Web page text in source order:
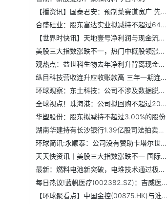
【播资讯】国泰君安：预制菜赛道宽广 先发优势企业有望尽享...
合盛硅业：股东富达实业拟减持不超过6444.99万股
【世界时快讯】天地壹号净利润与现金流背离 去年9亿理财为何...
美股三大指数涨跌不一，热门中概股领涨，哔哩哔哩暴涨22.32%
观热点：益世科生物去年净利升背离现金流 近三年掏空式分红
纵目科技营收连升应收账款高 三年一期连亏拟募资20亿
环球观察：东土科技：公司不涉及数据脱敏业务
全球视点！珠海港：公司拟回购不超过2000.00万股公司股份
华塑股份：股东拟减持不超过3.00%的股份
湖南华建持有长沙银行1.39亿股司法拍卖已撤回
环球简讯:永顺泰：公司没有赞助卡塔尔世界杯
天天快资讯丨美股三大指数涨跌不一 国际油价走高 美国9月S&...
最新：燃料电池新突破，电堆技术通过极端测试！机构预测行业...
每日热议!蓝帆医疗(002382.SZ)：吉威医疗两款产品拟中标国家...
【环球聚看点】中国金控(00875.HK)与淮安市淮阴农业订立战略...